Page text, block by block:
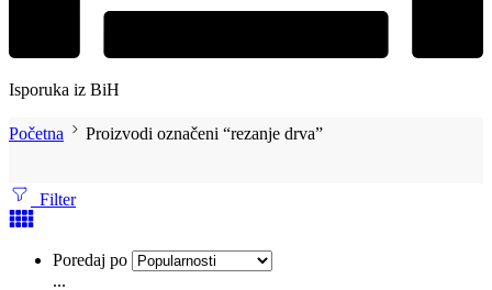
Isporuka iz BiH
Početna Proizvodi označeni “rezanje drva”
Filter
Poredaj po
...